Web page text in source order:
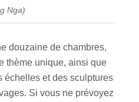
Nga)
douzaine de chambres,
thème unique, ainsi que
échelles et des sculptures
Si vous ne prévoyez